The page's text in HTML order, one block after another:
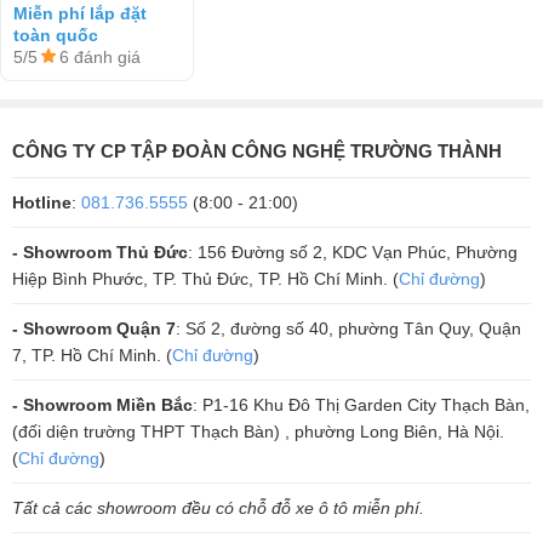
Micro Vatasa T10
11.550.000₫
19.000.000₫
-39%
5/5
3 đánh giá
Củ micro cao cấp giúp cho chất
Vatasa DKS1004
NEW, DT Delta118,
Vatasa P9 Limited,
Miễn phí lắp đặt
toàn quốc
5/5
6 đánh giá
CÔNG TY CP TẬP ĐOÀN CÔNG NGHỆ TRƯỜNG THÀNH
Hotline: 081.736.5555 (8:00 - 21:00)
- Showroom Thủ Đức: 156 Đường số 2, KDC Vạn Phúc, Phường
Hiệp Bình Phước, TP. Thủ Đức, TP. Hồ Chí Minh. (Chỉ đường)
- Showroom Quận 7: Số 2, đường số 40, phường Tân Quy, Quận
7, TP. Hồ Chí Minh. (Chỉ đường)
- Showroom Miền Bắc: P1-16 Khu Đô Thị Garden City Thạch Bàn,
(đối diện trường THPT Thạch Bàn) , phường Long Biên, Hà Nội.
(Chỉ đường)
Tất cả các showroom đều có chỗ đỗ xe ô tô miễn phí.